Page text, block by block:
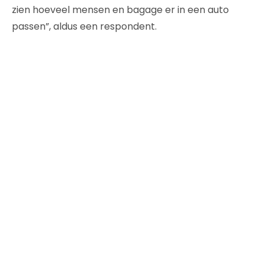
zien hoeveel mensen en bagage er in een auto
passen”, aldus een respondent.